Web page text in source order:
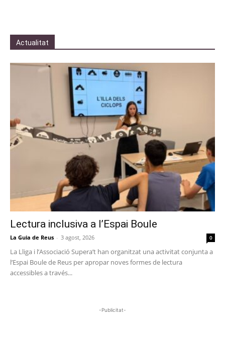
Actualitat
Lectura inclusiva a l’Espai Boule
La Guia de Reus - 3 agost, 2026 0
La Lliga i l’Associació Supera’t han organitzat una activitat conjunta a
l’Espai Boule de Reus per apropar noves formes de lectura
accessibles a través...
-Publicitat-